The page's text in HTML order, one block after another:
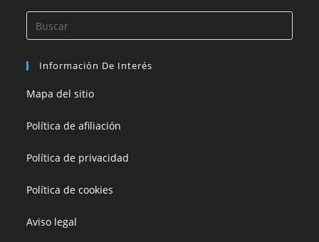
Información De Interés
Mapa del sitio
Política de afiliación
Política de privacidad
Política de cookies
Aviso legal